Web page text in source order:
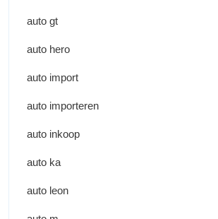
auto gt
auto hero
auto import
auto importeren
auto inkoop
auto ka
auto leon